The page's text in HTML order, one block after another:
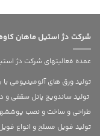
شرکت دژ استیل ماهان کاوه
عمده فعالیتهای شرکت دژ
تولید ورق های آلومینیومی
تولید ساندویچ پانل سقفی و
طراحی و ساخت و نصب
تولید فویل مسلح و انواع